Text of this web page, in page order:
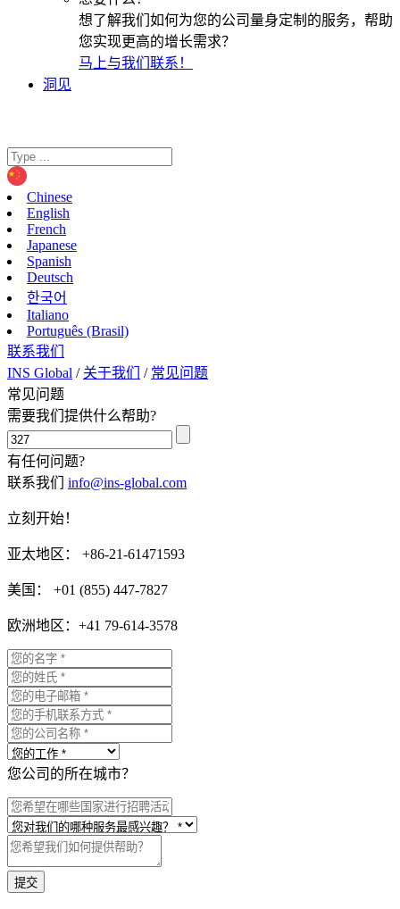
想了解我们如何为您的公司量身定制的服务，帮助
您实现更高的增长需求？
马上与我们联系！
洞见
Chinese
English
French
Japanese
Spanish
Deutsch
한국어
Italiano
Português (Brasil)
联系我们
INS Global / 关于我们 / 常见问题
常见问题
需要我们提供什么帮助?
有任何问题?
联系我们 info@ins-global.com
立刻开始！
亚太地区： +86-21-61471593
美国： +01 (855) 447-7827
欧洲地区：+41 79-614-3578
您公司的所在城市？